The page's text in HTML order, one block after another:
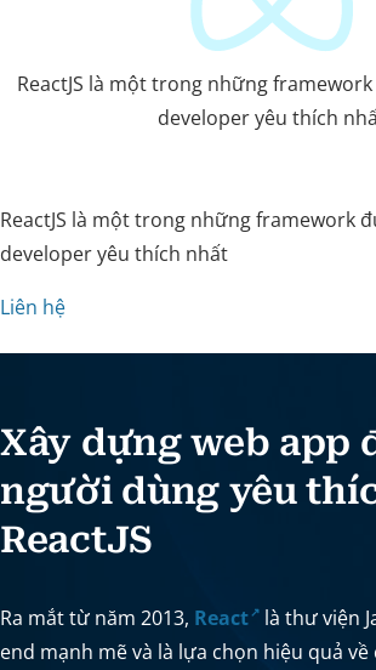
ReactJS là một trong những
developer yêu thích
ReactJS là một trong những framework
developer yêu thích nhất
Liên hệ
Xây dựng web app
người dùng yêu
ReactJS
Ra mắt từ năm 2013, React
là thư viện
end mạnh mẽ và là lựa chọn hiệu quả về